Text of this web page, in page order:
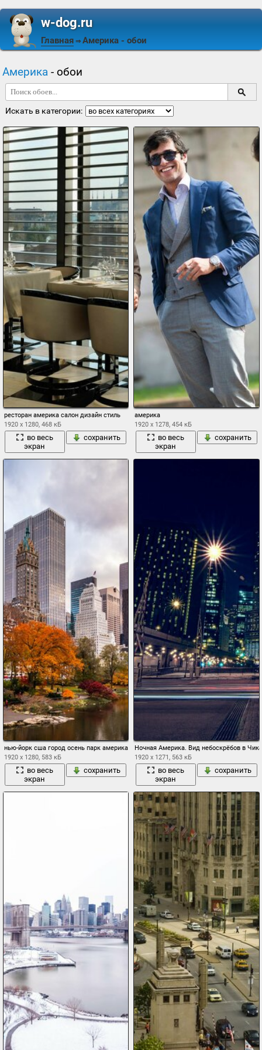
w-dog.ru
Главная ⇒ Америка - обои
Америка - обои
Искать в категории:
ресторан америка салон дизайн стиль
1920 x 1280, 468 кБ
во весь
экран
сохранить
америка
1920 x 1278, 454 кБ
во весь
экран
сохранить
нью-йорк сша город осень парк америка нью йорк небоскребы
1920 x 1280, 583 кБ
во весь
экран
сохранить
Ночная Америка. Вид небоскрёбов в
1920 x 1271, 563 кБ
во весь
экран
сохранить